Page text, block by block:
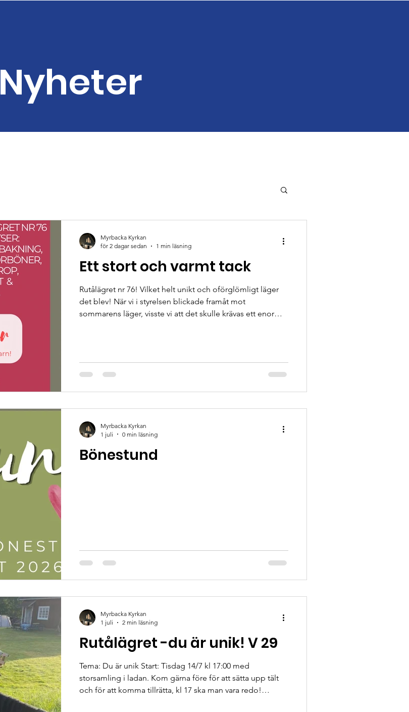
Nyheter
Ett stort och varmt tack
Rutålägret nr 76! Vilket helt unikt och oförglömligt läger
det blev! När vi i styrelsen blickade framåt mot
sommarens läger, visste vi att det skulle krävas ett enormt
fantastiska barn och unga på lägret, ung 40 st. Ett extra
stort tack till er ledare , fantastiska människor som som
Myrbacka Kyrkan
för 2 dagar sedan
1 min läsning
Bönestund
Myrbacka Kyrkan
1 juli
0 min läsning
Rutålägret -du är unik! V 29
Tema: Du är unik Start: Tisdag 14/7 kl 17:00 med
storsamling i ladan. Kom gärna före för att sätta upp tält
och för att komma tillrätta, kl 17 ska man vara redo!
Myrbacka Kyrkan
1 juli
2 min läsning